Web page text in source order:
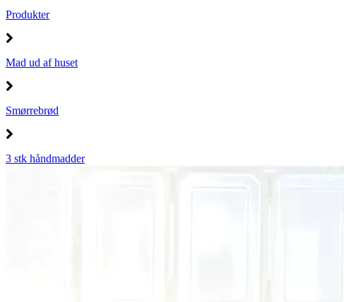
Produkter
Mad ud af huset
Smørrebrød
3 stk håndmadder